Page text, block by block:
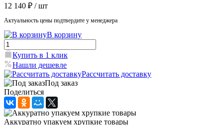
12 140 ₽ / шт
Актуальность цены подтвердите у менеджера
В корзину
Купить в 1 клик
Нашли дешевле
Рассчитать доставку
Под заказ
Поделиться
Аккуратно упакуем хрупкие товары